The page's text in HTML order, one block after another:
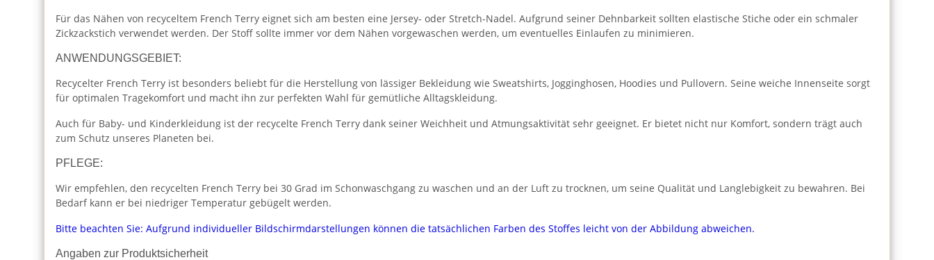
Für das Nähen von recyceltem French Terry eignet sich am besten eine Jersey- oder Stretch-Nadel. Aufgrund seiner Dehnbarkeit sollten elastische Stiche oder ein schmaler
Zickzackstich verwendet werden. Der Stoff sollte immer vor dem Nähen vorgewaschen werden, um eventuelles Einlaufen zu minimieren.
ANWENDUNGSGEBIET:
Recycelter French Terry ist besonders beliebt für die Herstellung von lässiger Bekleidung wie Sweatshirts, Jogginghosen, Hoodies und Pullovern. Seine weiche Innenseite sorgt
für optimalen Tragekomfort und macht ihn zur perfekten Wahl für gemütliche Alltagskleidung.
Auch für Baby- und Kinderkleidung ist der recycelte French Terry dank seiner Weichheit und Atmungsaktivität sehr geeignet. Er bietet nicht nur Komfort, sondern trägt auch
zum Schutz unseres Planeten bei.
PFLEGE:
Wir empfehlen, den recycelten French Terry bei 30 Grad im Schonwaschgang zu waschen und an der Luft zu trocknen, um seine Qualität und Langlebigkeit zu bewahren. Bei
Bedarf kann er bei niedriger Temperatur gebügelt werden.
Bitte beachten Sie: Aufgrund individueller Bildschirmdarstellungen können die tatsächlichen Farben des Stoffes leicht von der Abbildung abweichen.
Angaben zur Produktsicherheit